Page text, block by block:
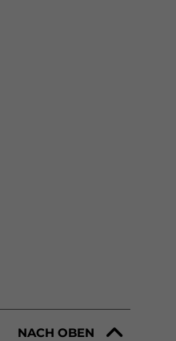
NACH OBEN